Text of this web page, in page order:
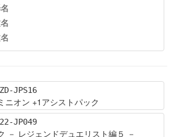
JPS16
ニオン +1アシストパック
JP049
－ レジェンドデュエリスト編５ －